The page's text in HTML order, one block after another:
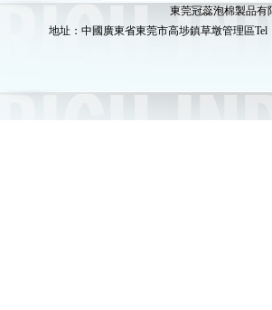
東莞冠蕊泡棉製品有
地址：中國廣東省東莞市高埗鎮草墩管理區Tel